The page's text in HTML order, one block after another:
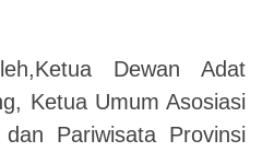
Dewan Adat
Ketua Umum Asosiasi
Pariwisata Provinsi